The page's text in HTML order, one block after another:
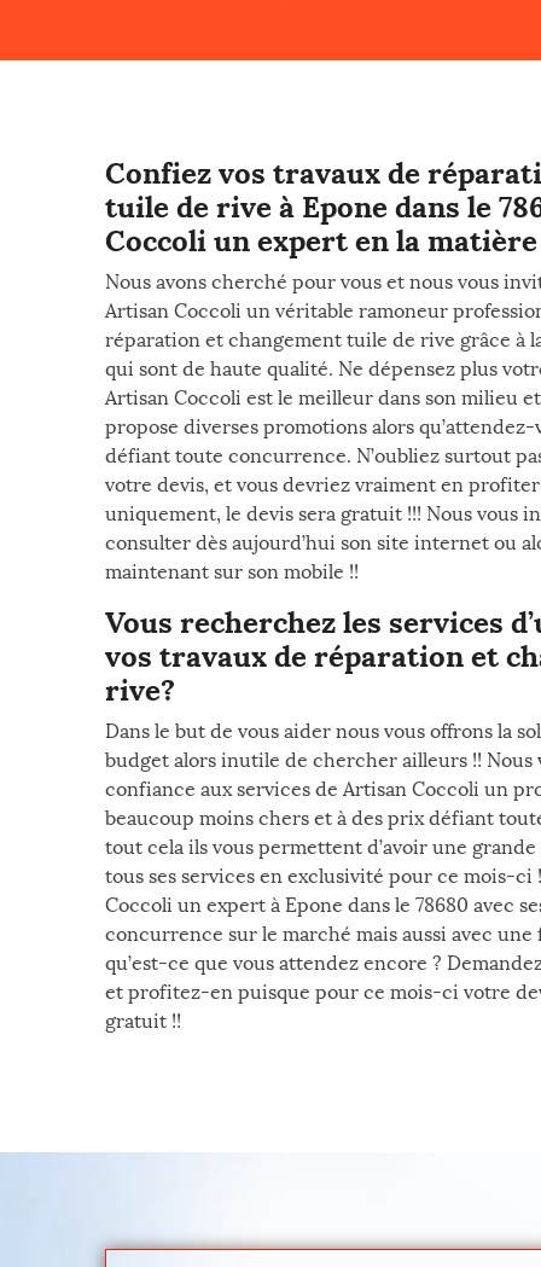
Confiez vos travaux de
tuile de rive à Epone dans le
Coccoli un expert en la matière
Nous avons cherché pour vous et nous vous
Artisan Coccoli un véritable ramoneur
réparation et changement tuile de rive grâce à
qui sont de haute qualité. Ne dépensez plus
Artisan Coccoli est le meilleur dans son milieu
propose diverses promotions alors
défiant toute concurrence. N’oubliez surtout
votre devis, et vous devriez vraiment en
uniquement, le devis sera gratuit !!! Nous vous
consulter dès aujourd’hui son site internet ou
maintenant sur son mobile !!
Vous recherchez les services
vos travaux de réparation et
rive?
Dans le but de vous aider nous vous offrons la
budget alors inutile de chercher ailleurs !! Nous
confiance aux services de Artisan Coccoli un
beaucoup moins chers et à des prix défiant
tout cela ils vous permettent d’avoir une
tous ses services en exclusivité pour ce mois-ci
Coccoli un expert à Epone dans le 78680 avec
concurrence sur le marché mais aussi avec
qu’est-ce que vous attendez encore ?
et profitez-en puisque pour ce mois-ci votre
gratuit !!